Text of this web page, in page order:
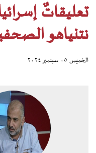
تعليقاتٌ
نتنياهو
الخميس ٠٥ سبتمبر ٢٠٢٤